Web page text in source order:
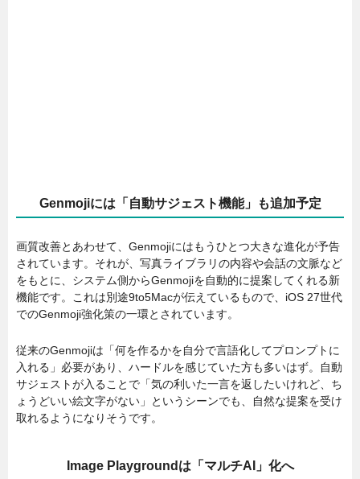
Genmojiには「自動サジェスト機能」も追加予定
画質改善とあわせて、Genmojiにはもうひとつ大きな進化が予告
されています。それが、写真ライブラリの内容や会話の文脈など
をもとに、システム側からGenmojiを自動的に提案してくれる新
機能です。これは別途9to5Macが伝えているもので、iOS 27世代
でのGenmoji強化策の一環とされています。
従来のGenmojiは「何を作るかを自分で言語化してプロンプトに
入れる」必要があり、ハードルを感じていた方も多いはず。自動
サジェストが入ることで「気の利いた一言を返したいけれど、ち
ょうどいい絵文字がない」というシーンでも、自然な提案を受け
取れるようになりそうです。
Image Playgroundは「マルチAI」化へ